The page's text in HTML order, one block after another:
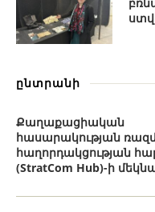
ընտրանի
Քաղաքացիական
հասարակության
հաղորդակցության
(StratCom Hub)-ի